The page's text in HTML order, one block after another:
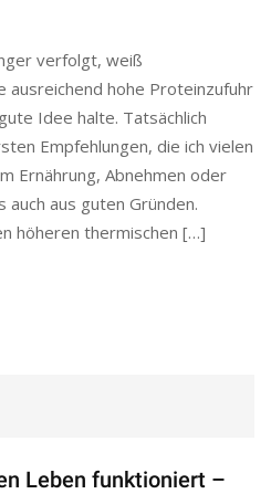
verfolgt, weiß
ausreichend hohe Proteinzufuhr
Idee halte. Tatsächlich
Empfehlungen, die ich vielen
Ernährung, Abnehmen oder
auch aus guten Gründen.
höheren thermischen […]
Leben funktioniert –